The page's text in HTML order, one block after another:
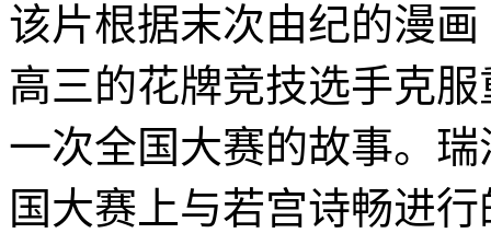
该片根据末次由纪的漫
高三的花牌竞技选手克
一次全国大赛的故事。
国大赛上与若宫诗畅进